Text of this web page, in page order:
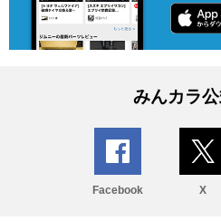
みんカラ
Facebook X